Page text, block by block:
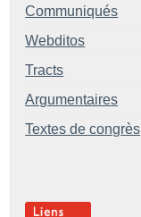
Communiqués
Webditos
Tracts
Argumentaires
Textes de congrès